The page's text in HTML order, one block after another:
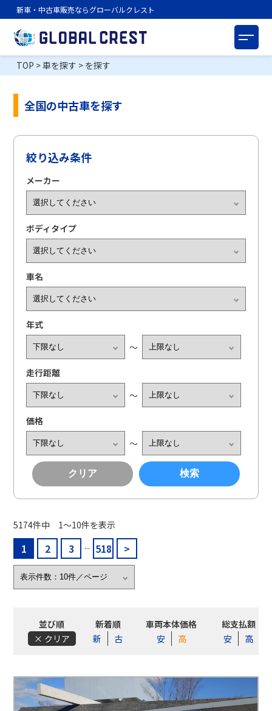
新車・中古車販売ならグローバルクレスト
TOP >車を探す > を探す
全国の中古車を探す
絞り込み条件
メーカー
ボディタイプ
車名
年式
〜
走行距離
〜
価格
〜
クリア 検索
5174件中 1〜10件を表示
1 2 3 ... 518 >
並び順
× クリア
新着順
新
古
車両本体価格
安
高
総支払額
安
高